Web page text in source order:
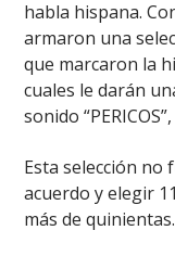
habla hispana.
armaron una
que marcaron la
cuales le darán
sonido
Esta selección no
acuerdo y elegir
más de quinientas.